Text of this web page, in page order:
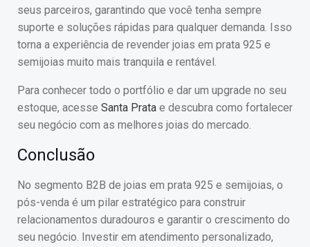
seus parceiros, garantindo que você tenha sempre
suporte e soluções rápidas para qualquer demanda. Isso
torna a experiência de revender joias em prata 925 e
semijoias muito mais tranquila e rentável.
Para conhecer todo o portfólio e dar um upgrade no seu
estoque, acesse Santa Prata e descubra como fortalecer
seu negócio com as melhores joias do mercado.
Conclusão
No segmento B2B de joias em prata 925 e semijoias, o
pós-venda é um pilar estratégico para construir
relacionamentos duradouros e garantir o crescimento do
seu negócio. Investir em atendimento personalizado,